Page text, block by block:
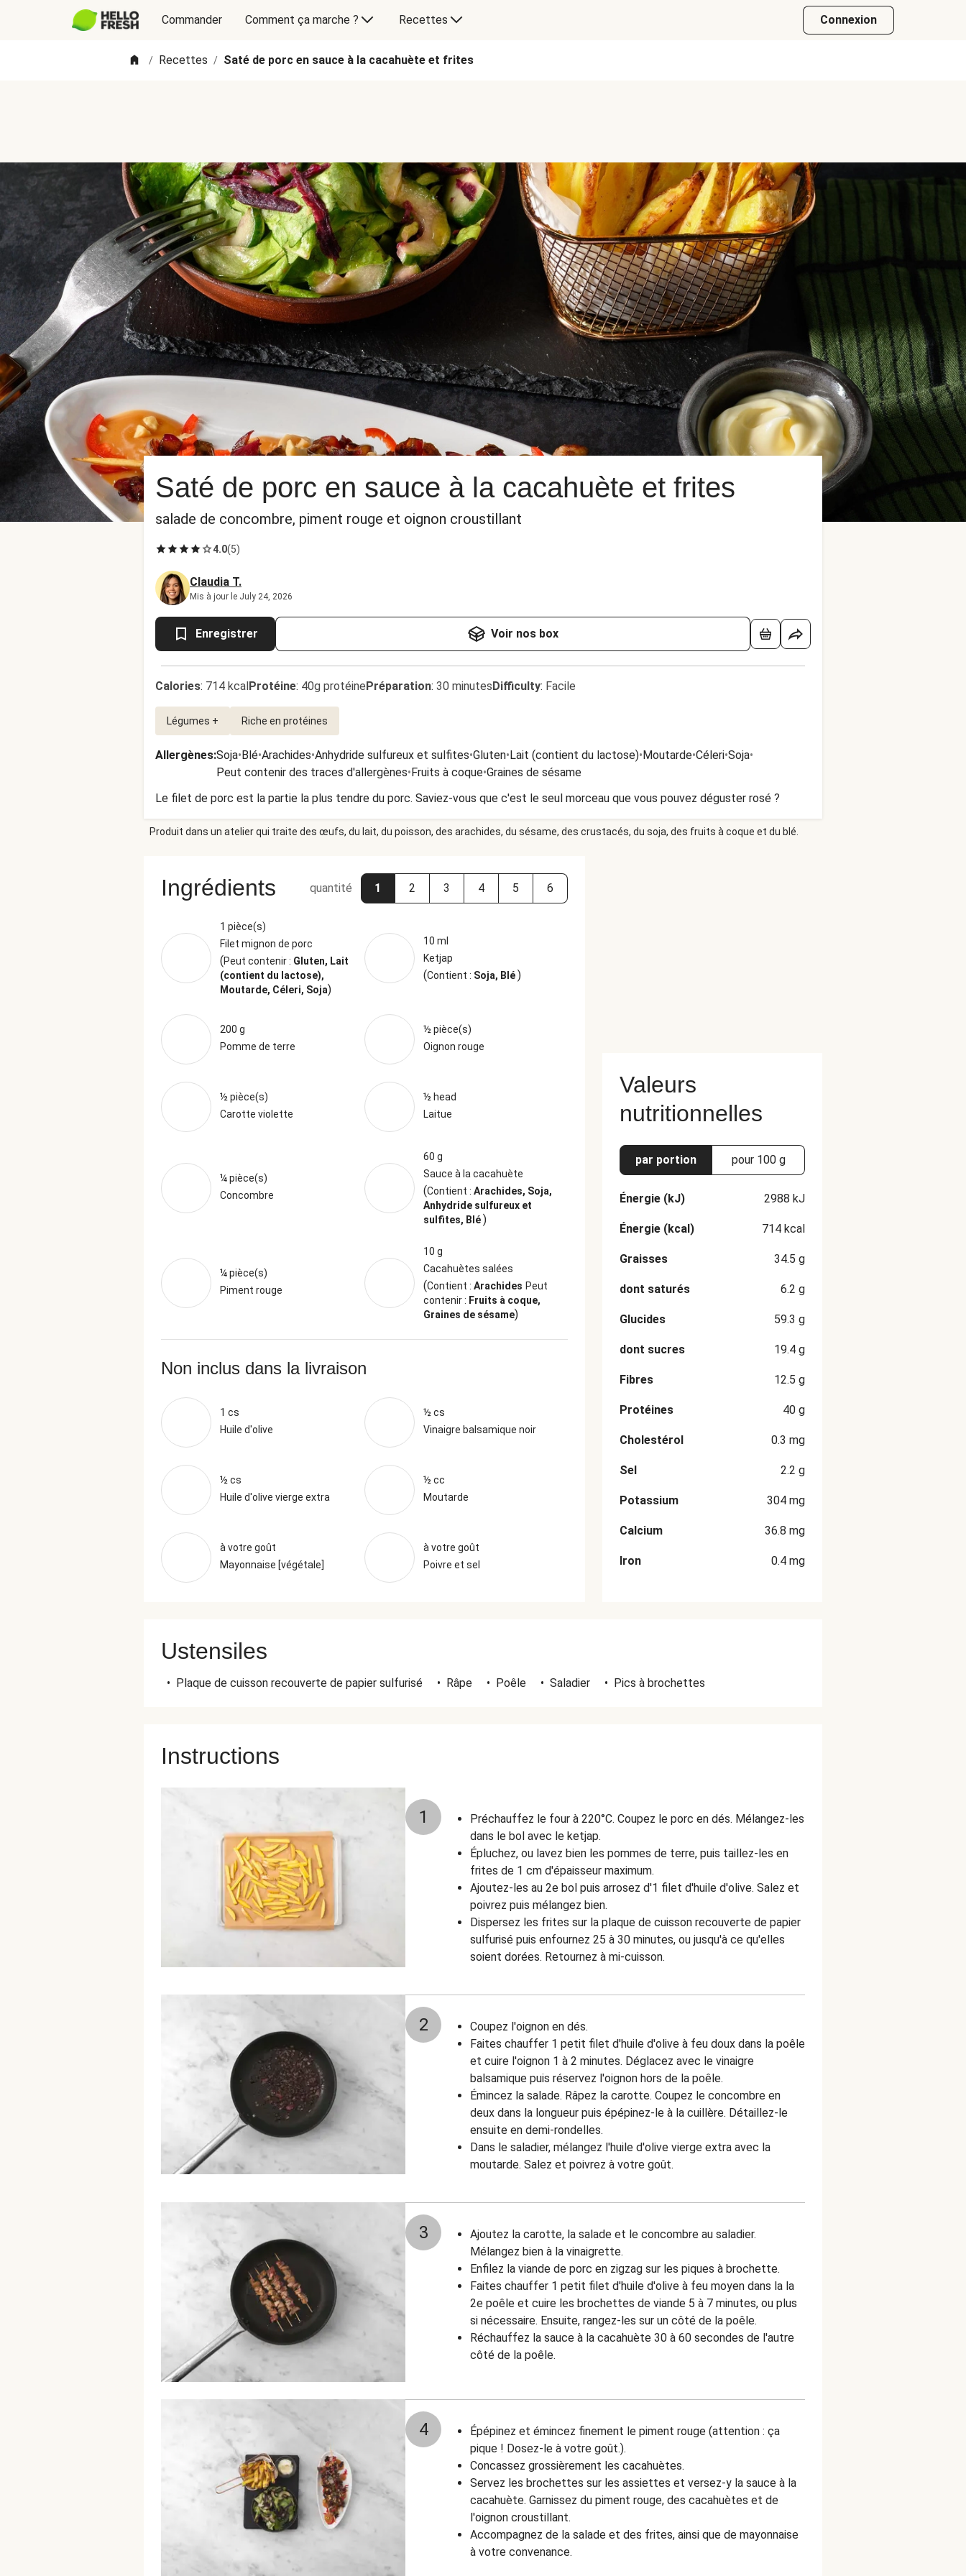
Commander Comment ça marche ? Recettes Connexion
/ Recettes / Saté de porc en sauce à la cacahuète et frites
Saté de porc en sauce à la cacahuète et frites
salade de concombre, piment rouge et oignon croustillant
4.0(5)
Claudia T.
Mis à jour le July 24, 2026
Enregistrer Voir nos box
Calories: 714 kcalProtéine: 40g protéinePréparation: 30 minutesDifficulty: Facile
Légumes + Riche en protéines
Allergènes:Soja•Blé•Arachides•Anhydride sulfureux et sulfites•Gluten•Lait (contient du lactose)•Moutarde•Céleri•Soja•
Peut contenir des traces d'allergènes•Fruits à coque•Graines de sésame
Le filet de porc est la partie la plus tendre du porc. Saviez-vous que c'est le seul morceau que vous pouvez déguster rosé ?
Produit dans un atelier qui traite des œufs, du lait, du poisson, des arachides, du sésame, des crustacés, du soja, des fruits à coque et du blé.
Ingrédients quantité 1 2 3 4 5 6
1 pièce(s)
Filet mignon de porc
(Peut contenir : Gluten, Lait
(contient du lactose),
Moutarde, Céleri, Soja)
10 ml
Ketjap
(Contient : Soja, Blé)
200 g
Pomme de terre
½ pièce(s)
Oignon rouge
½ pièce(s)
Carotte violette
½ head
Laitue
¼ pièce(s)
Concombre
60 g
Sauce à la cacahuète
(Contient : Arachides, Soja,
Anhydride sulfureux et
sulfites, Blé)
¼ pièce(s)
Piment rouge
10 g
Cacahuètes salées
(Contient : Arachides Peut
contenir : Fruits à coque,
Graines de sésame)
Non inclus dans la livraison
1 cs
Huile d'olive
½ cs
Vinaigre balsamique noir
½ cs
Huile d'olive vierge extra
½ cc
Moutarde
à votre goût
Mayonnaise [végétale]
à votre goût
Poivre et sel
Valeurs
nutritionnelles
par portion pour 100 g
Énergie (kJ) 2988 kJ
Énergie (kcal) 714 kcal
Graisses 34.5 g
dont saturés 6.2 g
Glucides 59.3 g
dont sucres 19.4 g
Fibres 12.5 g
Protéines 40 g
Cholestérol 0.3 mg
Sel 2.2 g
Potassium 304 mg
Calcium 36.8 mg
Iron 0.4 mg
Ustensiles
• Plaque de cuisson recouverte de papier sulfurisé • Râpe • Poêle • Saladier • Pics à brochettes
Instructions
1
Préchauffez le four à 220°C. Coupez le porc en dés. Mélangez-les
dans le bol avec le ketjap.
Épluchez, ou lavez bien les pommes de terre, puis taillez-les en
frites de 1 cm d'épaisseur maximum.
Ajoutez-les au 2e bol puis arrosez d'1 filet d'huile d'olive. Salez et
poivrez puis mélangez bien.
Dispersez les frites sur la plaque de cuisson recouverte de papier
sulfurisé puis enfournez 25 à 30 minutes, ou jusqu'à ce qu'elles
soient dorées. Retournez à mi-cuisson.
2
Coupez l'oignon en dés.
Faites chauffer 1 petit filet d'huile d'olive à feu doux dans la poêle
et cuire l'oignon 1 à 2 minutes. Déglacez avec le vinaigre
balsamique puis réservez l'oignon hors de la poêle.
Émincez la salade. Râpez la carotte. Coupez le concombre en
deux dans la longueur puis épépinez-le à la cuillère. Détaillez-le
ensuite en demi-rondelles.
Dans le saladier, mélangez l'huile d'olive vierge extra avec la
moutarde. Salez et poivrez à votre goût.
3
Ajoutez la carotte, la salade et le concombre au saladier.
Mélangez bien à la vinaigrette.
Enfilez la viande de porc en zigzag sur les piques à brochette.
Faites chauffer 1 petit filet d'huile d'olive à feu moyen dans la la
2e poêle et cuire les brochettes de viande 5 à 7 minutes, ou plus
si nécessaire. Ensuite, rangez-les sur un côté de la poêle.
Réchauffez la sauce à la cacahuète 30 à 60 secondes de l'autre
côté de la poêle.
4
Épépinez et émincez finement le piment rouge (attention : ça
pique ! Dosez-le à votre goût.).
Concassez grossièrement les cacahuètes.
Servez les brochettes sur les assiettes et versez-y la sauce à la
cacahuète. Garnissez du piment rouge, des cacahuètes et de
l'oignon croustillant.
Accompagnez de la salade et des frites, ainsi que de mayonnaise
à votre convenance.